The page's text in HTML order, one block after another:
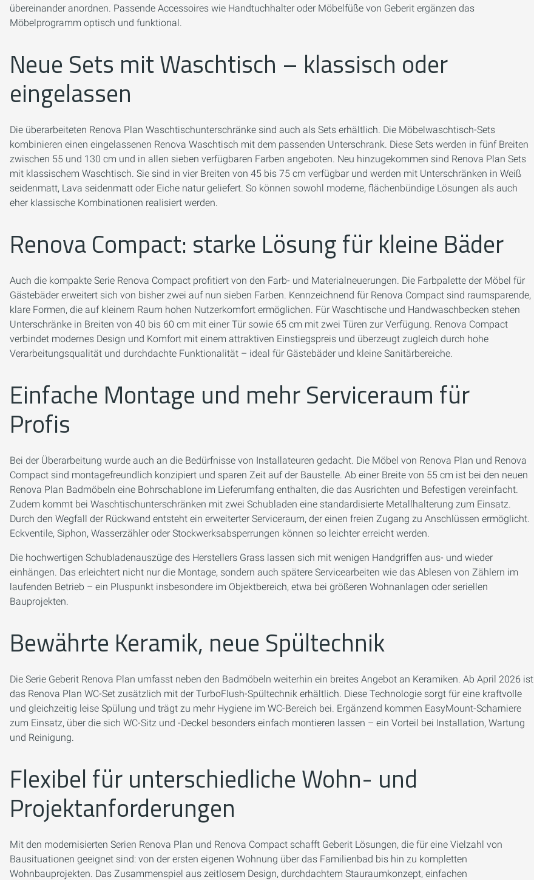
übereinander anordnen. Passende Accessoires wie Handtuchhalter oder Möbelfüße von Geberit ergänzen das
Möbelprogramm optisch und funktional.
Neue Sets mit Waschtisch – klassisch oder
eingelassen
Die überarbeiteten Renova Plan Waschtischunterschränke sind auch als Sets erhältlich. Die Möbelwaschtisch-Sets
kombinieren einen eingelassenen Renova Waschtisch mit dem passenden Unterschrank. Diese Sets werden in fünf Breiten
zwischen 55 und 130 cm und in allen sieben verfügbaren Farben angeboten. Neu hinzugekommen sind Renova Plan Sets
mit klassischem Waschtisch. Sie sind in vier Breiten von 45 bis 75 cm verfügbar und werden mit Unterschränken in Weiß
seidenmatt, Lava seidenmatt oder Eiche natur geliefert. So können sowohl moderne, flächenbündige Lösungen als auch
eher klassische Kombinationen realisiert werden.
Renova Compact: starke Lösung für kleine Bäder
Auch die kompakte Serie Renova Compact profitiert von den Farb- und Materialneuerungen. Die Farbpalette der Möbel für
Gästebäder erweitert sich von bisher zwei auf nun sieben Farben. Kennzeichnend für Renova Compact sind raumsparende,
klare Formen, die auf kleinem Raum hohen Nutzerkomfort ermöglichen. Für Waschtische und Handwaschbecken stehen
Unterschränke in Breiten von 40 bis 60 cm mit einer Tür sowie 65 cm mit zwei Türen zur Verfügung. Renova Compact
verbindet modernes Design und Komfort mit einem attraktiven Einstiegspreis und überzeugt zugleich durch hohe
Verarbeitungsqualität und durchdachte Funktionalität – ideal für Gästebäder und kleine Sanitärbereiche.
Einfache Montage und mehr Serviceraum für
Profis
Bei der Überarbeitung wurde auch an die Bedürfnisse von Installateuren gedacht. Die Möbel von Renova Plan und Renova
Compact sind montagefreundlich konzipiert und sparen Zeit auf der Baustelle. Ab einer Breite von 55 cm ist bei den neuen
Renova Plan Badmöbeln eine Bohrschablone im Lieferumfang enthalten, die das Ausrichten und Befestigen vereinfacht.
Zudem kommt bei Waschtischunterschränken mit zwei Schubladen eine standardisierte Metallhalterung zum Einsatz.
Durch den Wegfall der Rückwand entsteht ein erweiterter Serviceraum, der einen freien Zugang zu Anschlüssen ermöglicht.
Eckventile, Siphon, Wasserzähler oder Stockwerksabsperrungen können so leichter erreicht werden.
Die hochwertigen Schubladenauszüge des Herstellers Grass lassen sich mit wenigen Handgriffen aus- und wieder
einhängen. Das erleichtert nicht nur die Montage, sondern auch spätere Servicearbeiten wie das Ablesen von Zählern im
laufenden Betrieb – ein Pluspunkt insbesondere im Objektbereich, etwa bei größeren Wohnanlagen oder seriellen
Bauprojekten.
Bewährte Keramik, neue Spültechnik
Die Serie Geberit Renova Plan umfasst neben den Badmöbeln weiterhin ein breites Angebot an Keramiken. Ab April 2026 ist
das Renova Plan WC-Set zusätzlich mit der TurboFlush-Spültechnik erhältlich. Diese Technologie sorgt für eine kraftvolle
und gleichzeitig leise Spülung und trägt zu mehr Hygiene im WC-Bereich bei. Ergänzend kommen EasyMount-Scharniere
zum Einsatz, über die sich WC-Sitz und -Deckel besonders einfach montieren lassen – ein Vorteil bei Installation, Wartung
und Reinigung.
Flexibel für unterschiedliche Wohn- und
Projektanforderungen
Mit den modernisierten Serien Renova Plan und Renova Compact schafft Geberit Lösungen, die für eine Vielzahl von
Bausituationen geeignet sind: von der ersten eigenen Wohnung über das Familienbad bis hin zu kompletten
Wohnbauprojekten. Das Zusammenspiel aus zeitlosem Design, durchdachtem Stauraumkonzept, einfachen